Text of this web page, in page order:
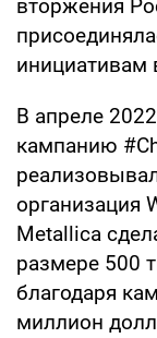
вторжения
инициативам
В апреле
кампанию
организация
Metallica
размере 500
благодаря
миллион